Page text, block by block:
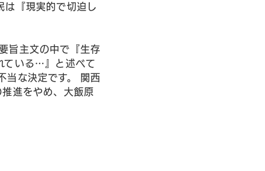
は『現実的で切迫し
旨主文の中で『生存
ている…』と述べて
当な決定です。 関西
進をやめ、大飯原